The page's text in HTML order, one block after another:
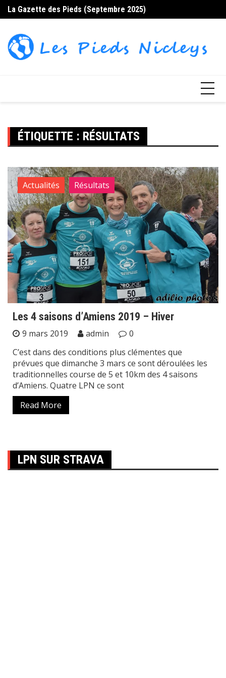
Skip
to
La Gazette des Pieds (Septembre 2025)
ÉTIQUETTE : RÉSULTATS
Actualités Résultats
Les 4 saisons d’Amiens 2019 – Hiver
9 mars 2019 admin
0
C’est dans des conditions plus clémentes que
prévues que dimanche 3 mars ce sont déroulées les
traditionnelles course de 5 et 10km des 4 saisons
d’Amiens. Quatre LPN ce sont
Read More
LPN SUR STRAVA